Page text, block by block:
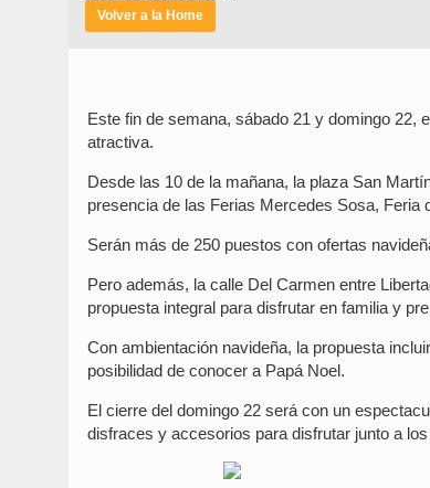
Volver a la Home
Este fin de semana, sábado 21 y domingo 22,
atractiva.
Desde las 10 de la mañana, la plaza San
presencia de las Ferias Mercedes Sosa,
Serán más de 250 puestos con ofertas
Pero además, la calle Del Carmen entre
propuesta integral para disfrutar en familia y
Con ambientación navideña, la propuesta
posibilidad de conocer a Papá Noel.
El cierre del domingo 22 será con un
disfraces y accesorios para disfrutar junto a